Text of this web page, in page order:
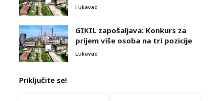
Lukavac
GIKIL zapošaljava: Konkurs za
prijem više osoba na tri pozicije
Lukavac
Priključite se!